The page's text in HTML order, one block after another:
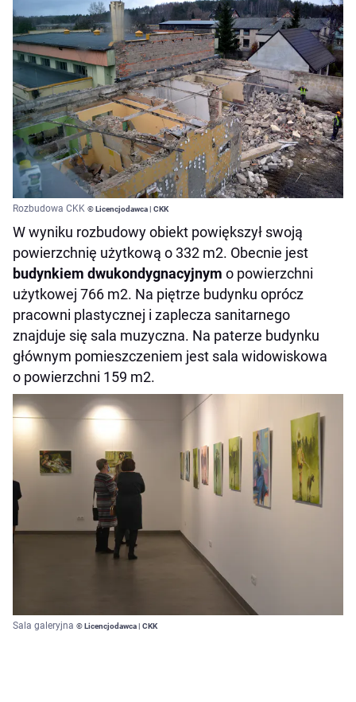
Rozbudowa CKK © Licencjodawca | CKK
W wyniku rozbudowy obiekt powiększył swoją
powierzchnię użytkową o 332 m2. Obecnie jest
budynkiem dwukondygnacyjnym o powierzchni
użytkowej 766 m2. Na piętrze budynku oprócz
pracowni plastycznej i zaplecza sanitarnego
znajduje się sala muzyczna. Na paterze budynku
głównym pomieszczeniem jest sala widowiskowa
o powierzchni 159 m2.
Sala galeryjna © Licencjodawca | CKK